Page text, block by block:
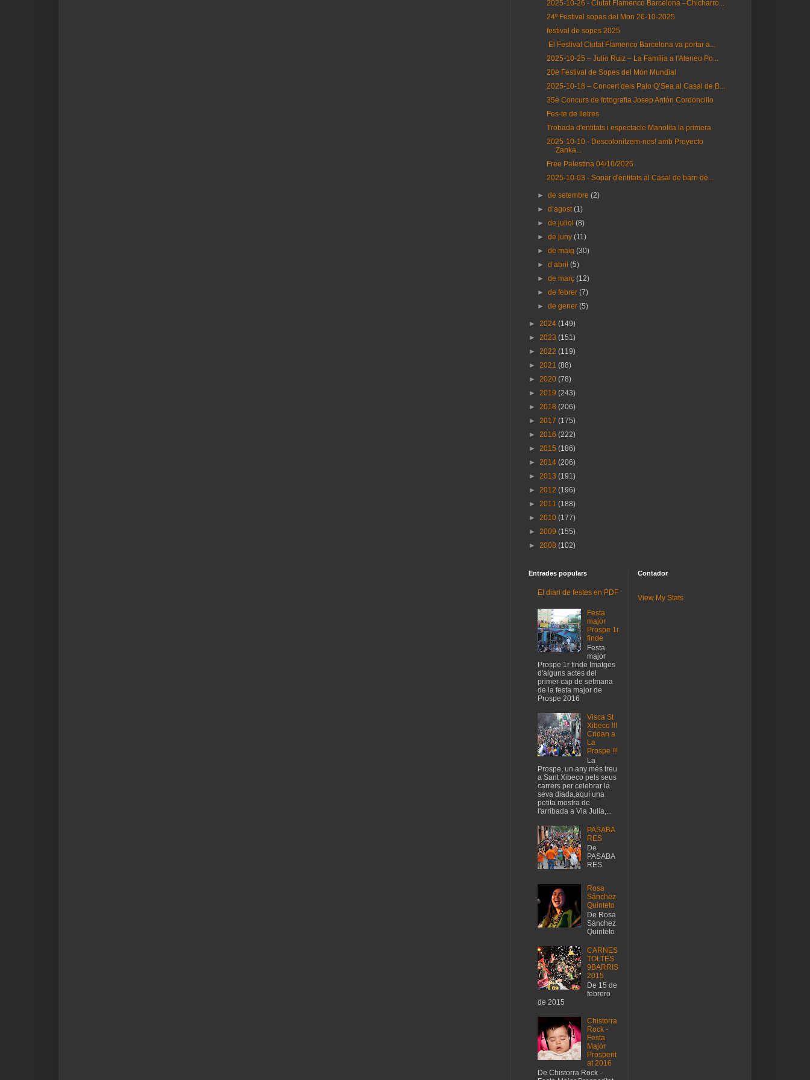
2025-10-26 - Ciutat Flamenco Barcelona –Chicharró...
24º Festival sopas del Mon 26-10-2025
festival de sopes 2025
El Festival Ciutat Flamenco Barcelona va portar a...
2025-10-25 – Julio Ruiz – La Família a l'Ateneu Po...
20è Festival de Sopes del Món Mundial
2025-10-18 – Concert dels Palo Q’Sea al Casal de B...
35è Concurs de fotografia Josep Antón Cordoncillo
Fes-te de lletres
Trobada d'entitats i espectacle Manolita la primera
2025-10-10 - Descolonitzem-nos! amb Proyecto
Zanka...
Free Palestina 04/10/2025
2025-10-03 - Sopar d'entitats al Casal de barri de...
►de setembre(2)
►d’agost(1)
►de juliol(8)
►de juny(11)
►de maig(30)
►d’abril(5)
►de març(12)
►de febrer(7)
►de gener(5)
► 2024 (149)
► 2023 (151)
► 2022 (119)
► 2021 (88)
► 2020 (78)
► 2019 (243)
► 2018 (206)
► 2017 (175)
► 2016 (222)
► 2015 (186)
► 2014 (206)
► 2013 (191)
► 2012 (196)
► 2011 (188)
► 2010 (177)
► 2009 (155)
► 2008 (102)
Entrades populars
El diari de festes en PDF
Festa
major
Prospe 1r
finde
Festa
major
Prospe 1r finde Imatges
d'alguns actes del
primer cap de setmana
de la festa major de
Prospe 2016
Visca St
Xibeco !!!
Cridan a
La
Prospe !!!
La
Prospe, un any més treu
a Sant Xibeco pels seus
carrers per celebrar la
seva diada,aquí una
petita mostra de
l'arribada a Via Julia,...
PASABA
RES
De
PASABA
RES
Rosa
Sánchez
Quinteto
De Rosa
Sánchez
Quinteto
CARNES
TOLTES
9BARRIS
2015
De 15 de
febrero
de 2015
Chistorra
Rock -
Festa
Major
Prosperit
at 2016
De Chistorra Rock -
Contador
View My Stats